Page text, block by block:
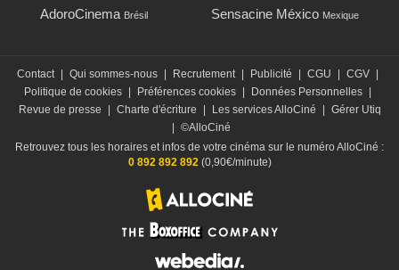
AdoroCinema Brésil Sensacine México Mexique
Contact Qui sommes-nous Recrutement Publicité CGU CGV
Politique de cookies
Préférences cookies Données Personnelles
Revue de presse
Charte d'écriture Les services AlloCiné
Gérer Utiq
©AlloCiné
Retrouvez tous les horaires et infos de votre cinéma sur le numéro AlloCiné :
0 892 892 892(0,90€/minute)